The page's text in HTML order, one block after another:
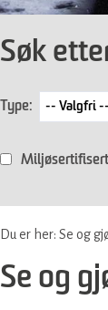
Søk
Type:
Du er her: Se og
Se og